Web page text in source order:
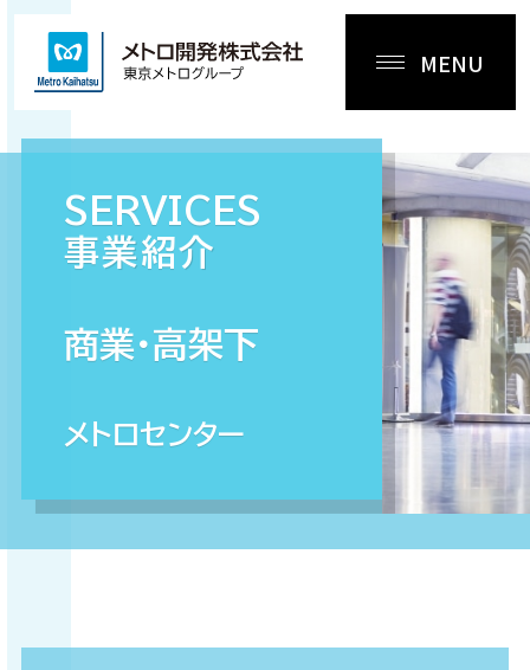
SERVICES
事業紹介
商業・高架下
メトロセンター
MENU